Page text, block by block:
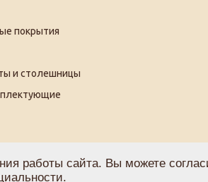
покрытия
и столешницы
работы сайта. Вы можете
.